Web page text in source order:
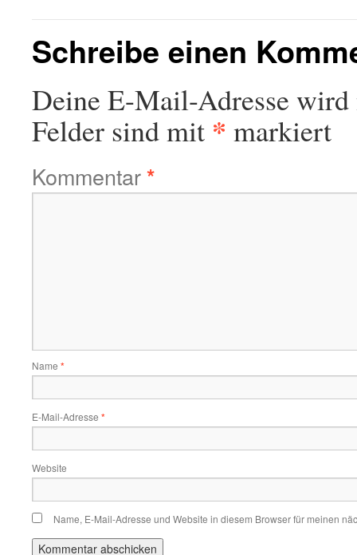
Schreibe einen
Deine E-Mail-Adresse
Felder sind mit * markiert
Kommentar*
Name *
E-Mail-Adresse *
Website
Name, E-Mail-Adresse und Website in diesem Browser für meinen